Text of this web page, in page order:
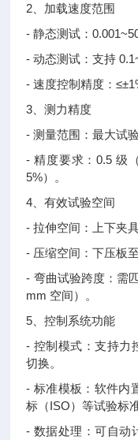
2、加载速度范围
- 静态测试：
- 动态测试：支持
- 速度控制精度：
3、测力精度
- 测量范围：最大试
- 精度要求：0.5 级
5%）。
4、有效试验空间
- 拉伸空间：上下夹具
- 压缩空间：下压板
- 弯曲试验跨度：需
mm 空间）。
5、控制系统功能
- 控制模式：支持力
切换。
- 标准模板：软件内
标（ISO）等试验标
- 数据处理：可自动